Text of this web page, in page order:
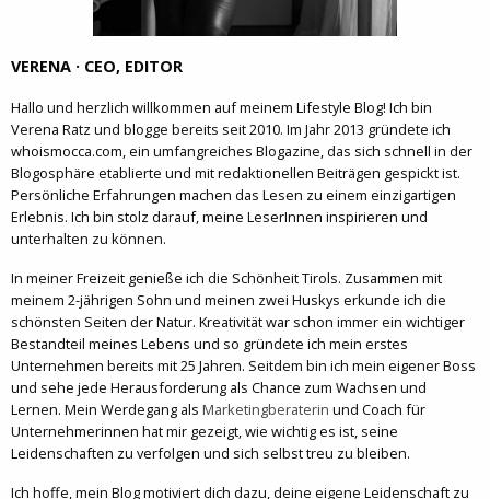
VERENA · CEO, EDITOR
Hallo und herzlich willkommen auf meinem Lifestyle Blog! Ich bin
Verena Ratz und blogge bereits seit 2010. Im Jahr 2013 gründete ich
whoismocca.com, ein umfangreiches Blogazine, das sich schnell in der
Blogosphäre etablierte und mit redaktionellen Beiträgen gespickt ist.
Persönliche Erfahrungen machen das Lesen zu einem einzigartigen
Erlebnis. Ich bin stolz darauf, meine LeserInnen inspirieren und
unterhalten zu können.
In meiner Freizeit genieße ich die Schönheit Tirols. Zusammen mit
meinem 2-jährigen Sohn und meinen zwei Huskys erkunde ich die
schönsten Seiten der Natur. Kreativität war schon immer ein wichtiger
Bestandteil meines Lebens und so gründete ich mein erstes
Unternehmen bereits mit 25 Jahren. Seitdem bin ich mein eigener Boss
und sehe jede Herausforderung als Chance zum Wachsen und
Lernen. Mein Werdegang als Marketingberaterin und Coach für
Unternehmerinnen hat mir gezeigt, wie wichtig es ist, seine
Leidenschaften zu verfolgen und sich selbst treu zu bleiben.
Ich hoffe, mein Blog motiviert dich dazu, deine eigene Leidenschaft zu